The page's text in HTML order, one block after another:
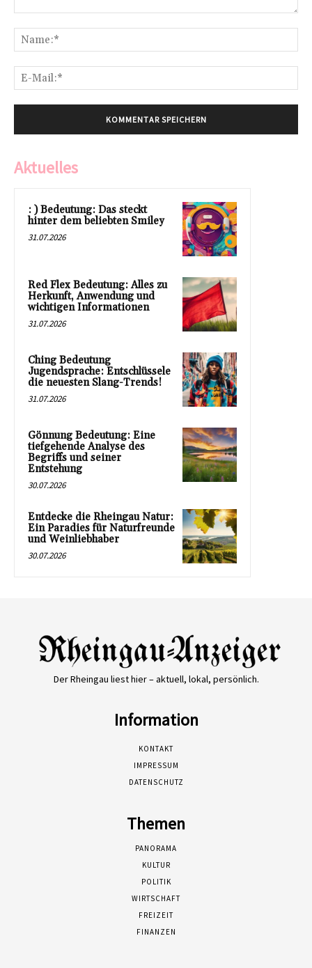
Aktuelles
: ) Bedeutung: Das steckt
hinter dem beliebten Smiley
31.07.2026
Red Flex Bedeutung: Alles zu
Herkunft, Anwendung und
wichtigen Informationen
31.07.2026
Ching Bedeutung
Jugendsprache: Entschlüssele
die neuesten Slang-Trends!
31.07.2026
Gönnung Bedeutung: Eine
tiefgehende Analyse des
Begriffs und seiner
Entstehung
30.07.2026
Entdecke die Rheingau Natur:
Ein Paradies für Naturfreunde
und Weinliebhaber
30.07.2026
Der Rheingau liest hier – aktuell, lokal, persönlich.
Information
KONTAKT
IMPRESSUM
DATENSCHUTZ
Themen
PANORAMA
KULTUR
POLITIK
WIRTSCHAFT
FREIZEIT
FINANZEN